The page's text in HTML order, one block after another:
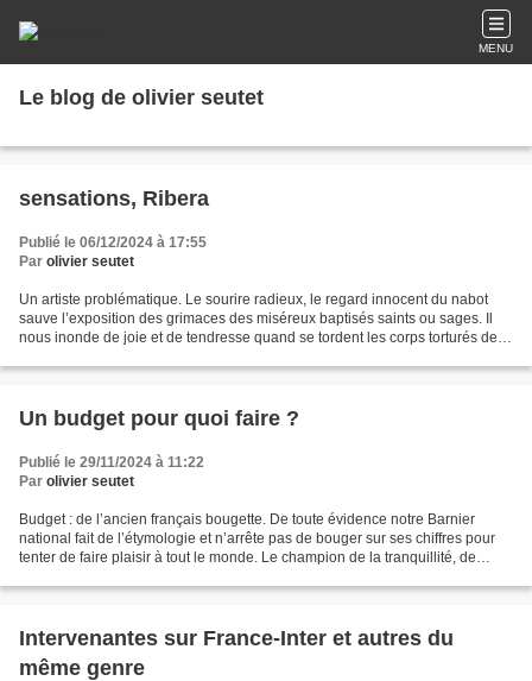
MENU
Le blog de olivier seutet
sensations, Ribera
Publié le 06/12/2024 à 17:55
Par olivier seutet
Un artiste problématique. Le sourire radieux, le regard innocent du nabot
sauve l’exposition des grimaces des miséreux baptisés saints ou sages. Il
nous inonde de joie et de tendresse quand se tordent les corps torturés des
Un budget pour quoi faire ?
Publié le 29/11/2024 à 11:22
Par olivier seutet
Budget : de l’ancien français bougette. De toute évidence notre Barnier
national fait de l’étymologie et n’arrête pas de bouger sur ses chiffres pour
tenter de faire plaisir à tout le monde. Le champion de la tranquillité, de
Intervenantes sur France-Inter et autres du
même genre